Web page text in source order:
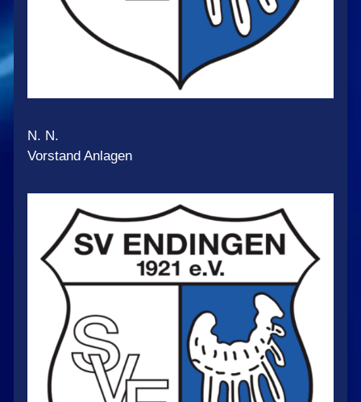
N. N.
Vorstand Anlagen